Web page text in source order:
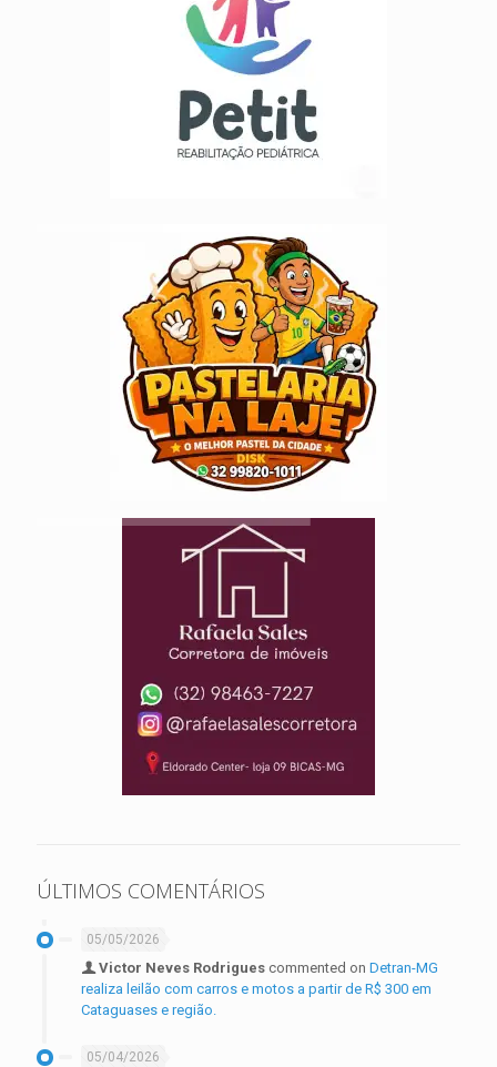
ÚLTIMOS COMENTÁRIOS
05/05/2026
Victor Neves Rodrigues commented on Detran-MG
realiza leilão com carros e motos a partir de R$ 300 em
Cataguases e região.
05/04/2026